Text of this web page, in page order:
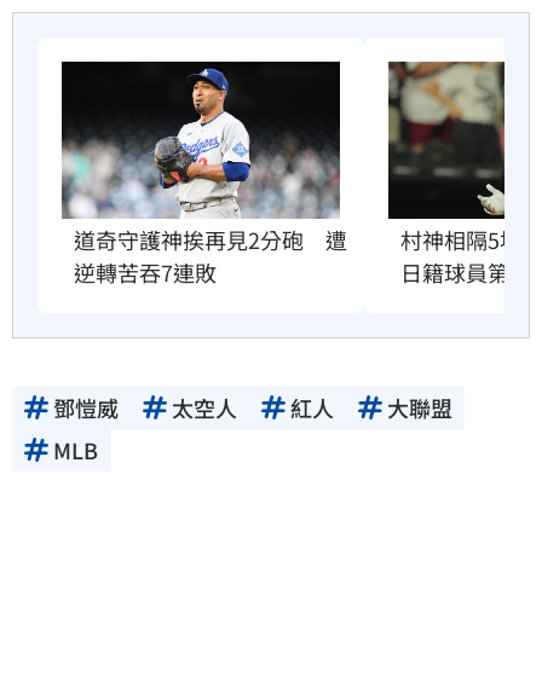
道奇守護神挨再見2分砲　遭
逆轉苦吞7連敗
村神相隔5場
日籍球員第2多
鄧愷威 太空人 紅人
大聯盟
MLB